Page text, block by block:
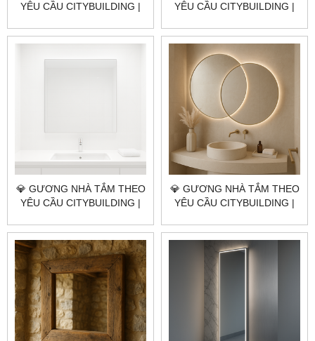
YÊU CẦU CITYBUILDING |
GIÁ GƯƠNG NHÀ TẮM XÃ
YÊU CẦU CITYBUILDING |
GIÁ GƯƠNG NHÀ TẮM XÃ
KIM LONG TP.HCM
💎 GƯƠNG NHÀ TẮM THEO
YÊU CẦU CITYBUILDING |
GIÁ GƯƠNG NHÀ TẮM XÃ
BÌNH GIÃ TP.HCM
💎 GƯƠNG NHÀ TẮM THEO
YÊU CẦU CITYBUILDING |
GIÁ GƯƠNG NHÀ TẮM XÃ
NGÃI GIAO TP.HCM